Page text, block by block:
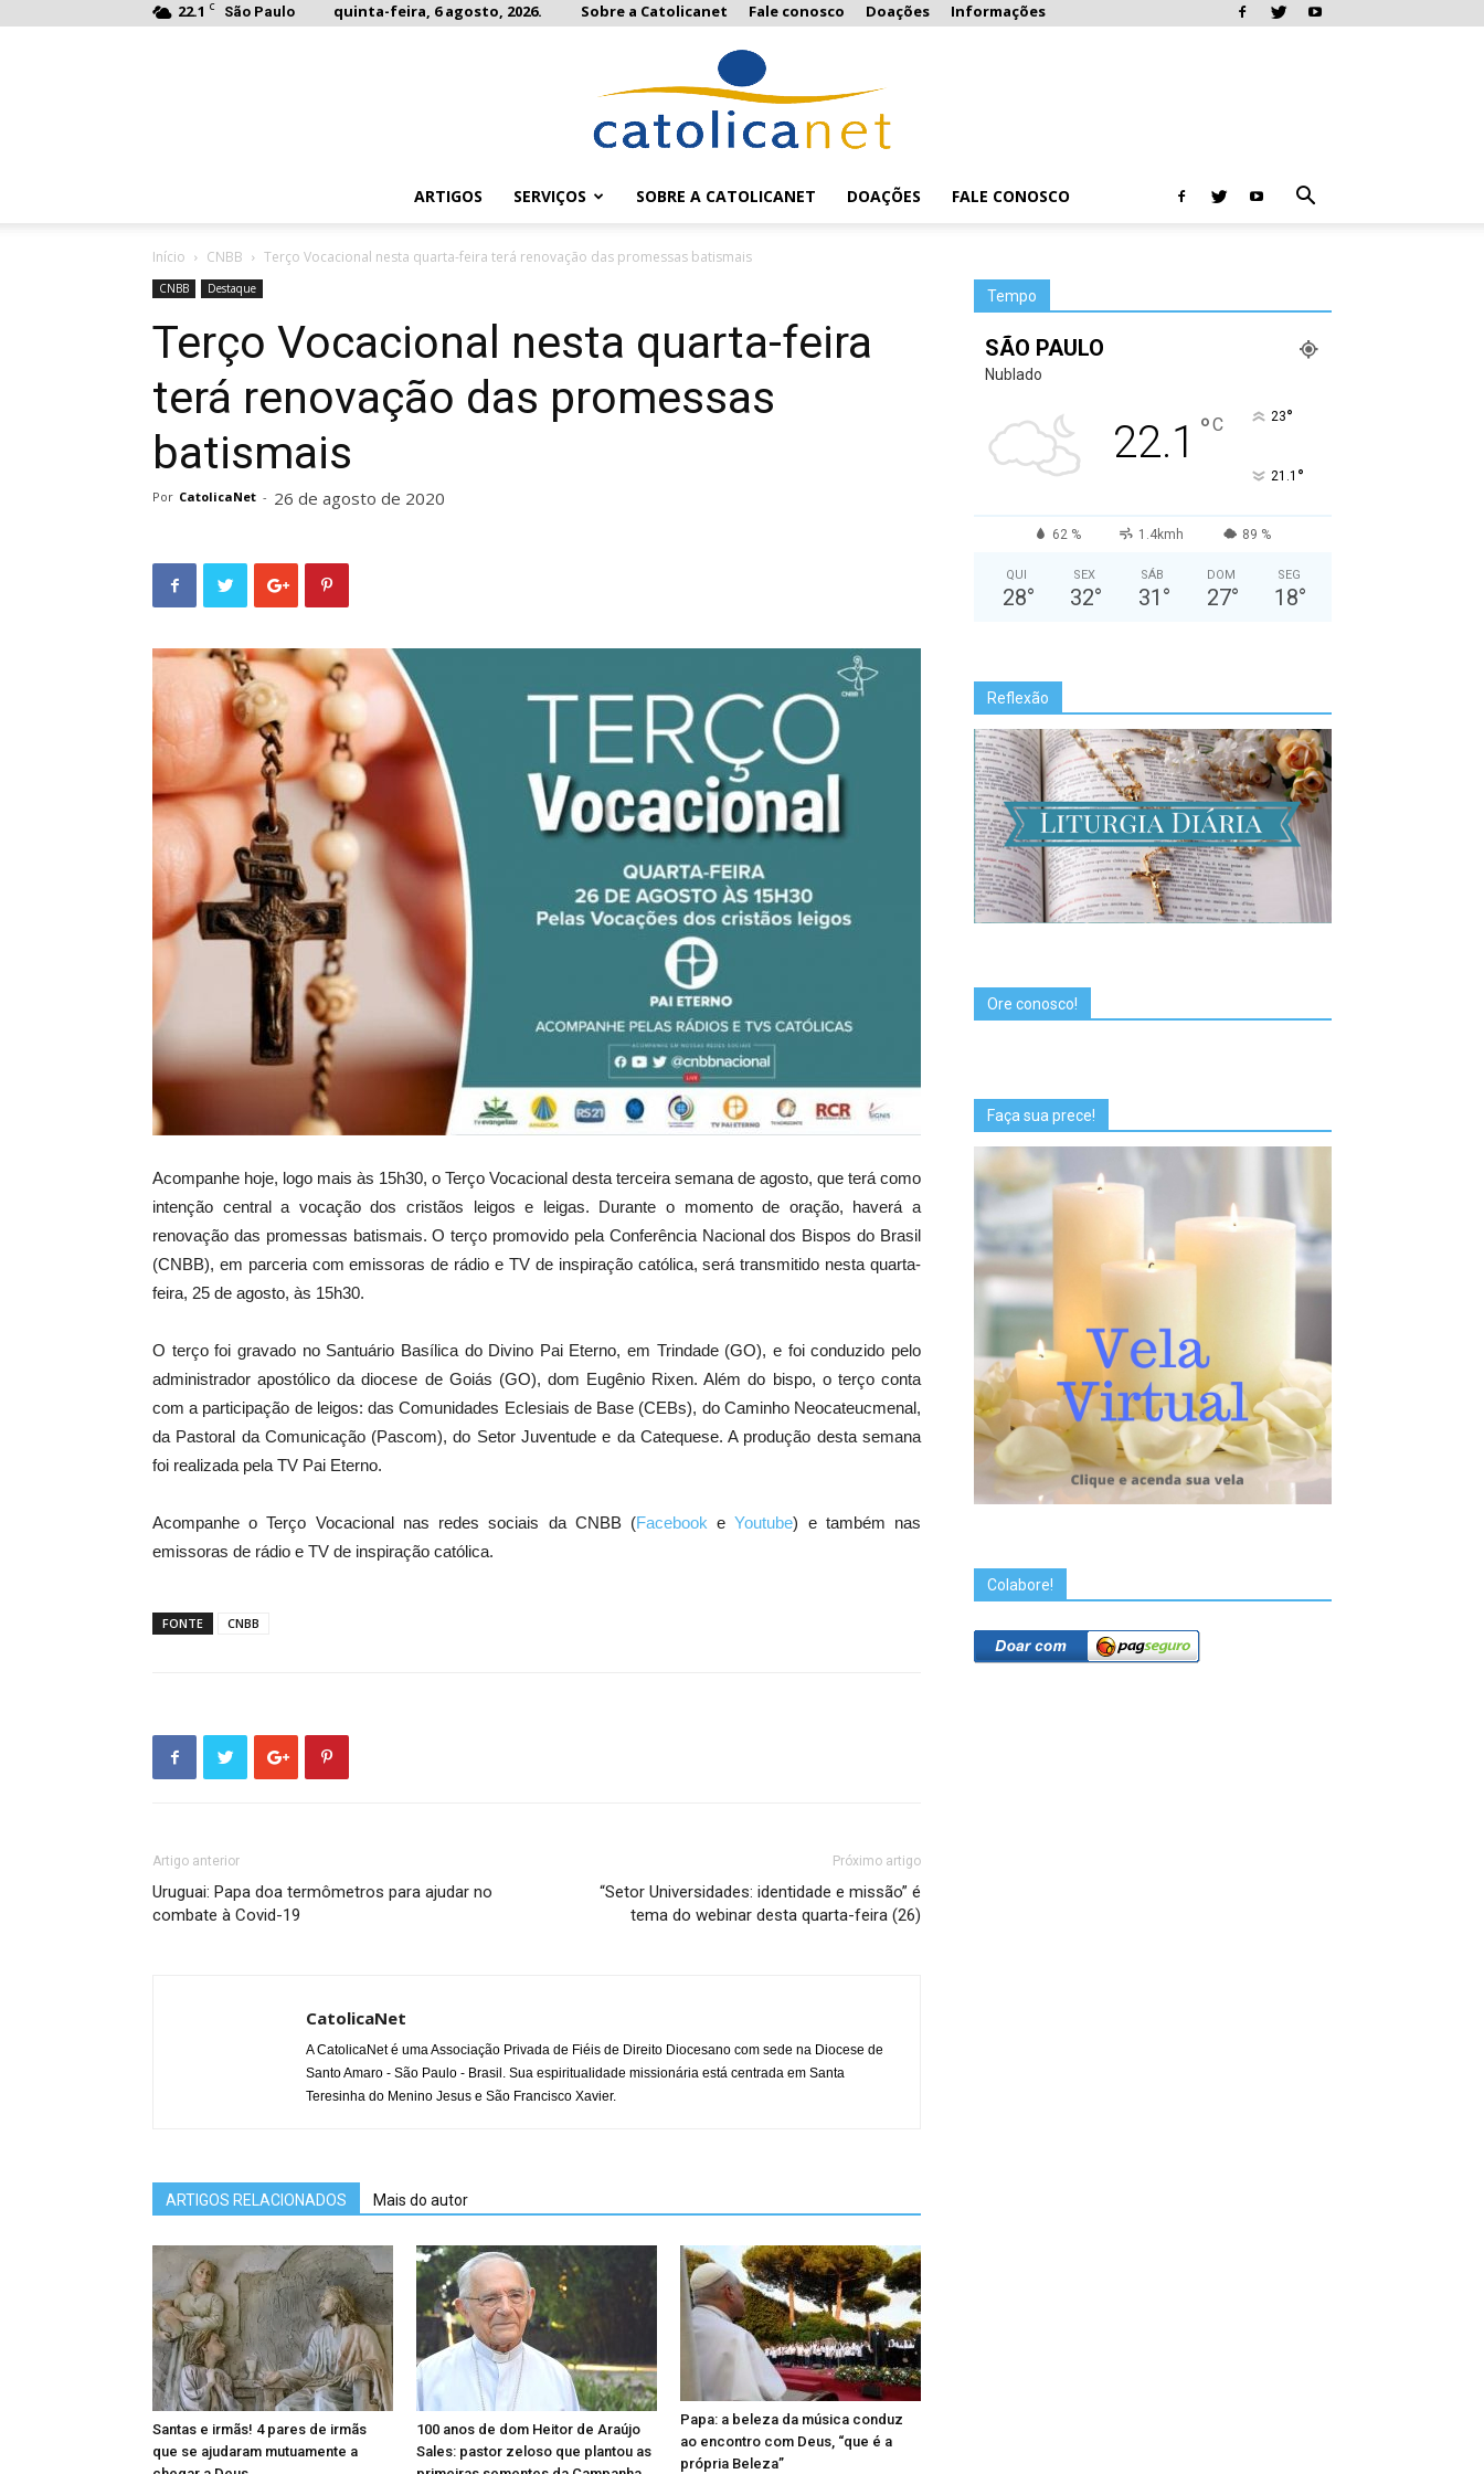
22.1 C São Paulo quinta-feira, 6 agosto, 2026. Sobre a Catolicanet Fale conosco Doações Informações
ARTIGOS SERVIÇOS SOBRE A CATOLICANET DOAÇÕES FALE CONOSCO
Início CNBB Terço Vocacional nesta quarta-feira terá renovação das promessas batismais
CNBB Destaque
Terço Vocacional nesta quarta-feira
terá renovação das promessas
batismais
Por CatolicaNet - 26 de agosto de 2020
Acompanhe hoje, logo mais às 15h30, o Terço Vocacional desta terceira semana de agosto, que terá como
intenção central a vocação dos cristãos leigos e leigas. Durante o momento de oração, haverá a
renovação das promessas batismais. O terço promovido pela Conferência Nacional dos Bispos do Brasil
(CNBB), em parceria com emissoras de rádio e TV de inspiração católica, será transmitido nesta quarta-
feira, 25 de agosto, às 15h30.
O terço foi gravado no Santuário Basílica do Divino Pai Eterno, em Trindade (GO), e foi conduzido pelo
administrador apostólico da diocese de Goiás (GO), dom Eugênio Rixen. Além do bispo, o terço conta
com a participação de leigos: das Comunidades Eclesiais de Base (CEBs), do Caminho Neocateucmenal,
da Pastoral da Comunicação (Pascom), do Setor Juventude e da Catequese. A produção desta semana
foi realizada pela TV Pai Eterno.
Acompanhe o Terço Vocacional nas redes sociais da CNBB (Facebook eYoutube) e também nas
emissoras de rádio e TV de inspiração católica.
FONTE CNBB
Artigo anterior
Uruguai: Papa doa termômetros para ajudar no
combate à Covid-19
Próximo artigo
“Setor Universidades: identidade e missão” é
tema do webinar desta quarta-feira (26)
CatolicaNet
A CatolicaNet é uma Associação Privada de Fiéis de Direito Diocesano com sede na Diocese de
Santo Amaro - São Paulo - Brasil. Sua espiritualidade missionária está centrada em Santa
Teresinha do Menino Jesus e São Francisco Xavier.
ARTIGOS RELACIONADOS Mais do autor
Santas e irmãs! 4 pares de irmãs
que se ajudaram mutuamente a
100 anos de dom Heitor de Araújo
Sales: pastor zeloso que plantou as
Papa: a beleza da música conduz
ao encontro com Deus, “que é a
própria Beleza”
Tempo
SÃO PAULO
Nublado
22.1 °C 23°
21.1 °
62 % 1.4kmh 89 %
QUI
28°
SEX
32°
SÁB
31 °
DOM
27°
SEG
18°
Reflexão
Ore conosco!
Faça sua prece!
Colabore!